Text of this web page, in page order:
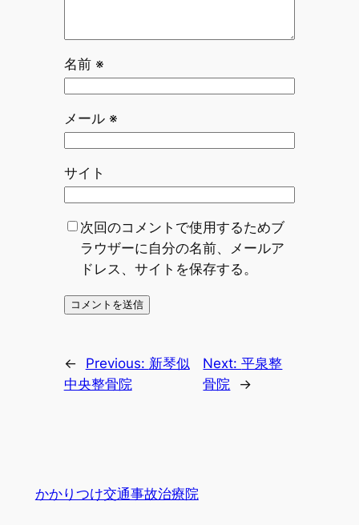
名前 ※
メール ※
サイト
次回のコメントで使用するためブ
ラウザーに自分の名前、メールア
ドレス、サイトを保存する。
← Previous: 新琴似
中央整骨院
Next:平泉整
骨院
→
かかりつけ交通事故治療院